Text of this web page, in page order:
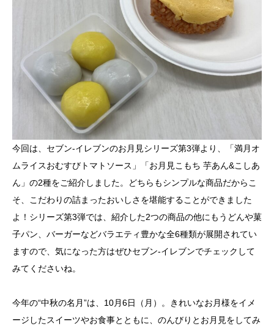
今回は、セブン-イレブンのお月見シリーズ第3弾より、「満月オ
ムライスおむすびトマトソース」「お月見こもち 芋あん&こしあ
ん」の2種をご紹介しました。どちらもシンプルな商品だからこ
そ、こだわりの詰まったおいしさを堪能することができました
よ！シリーズ第3弾では、紹介した2つの商品の他にもうどんや菓
子パン、バーガーなどバラエティ豊かな全6種類が展開されてい
ますので、気になった方はぜひセブン-イレブンでチェックして
みてくださいね。
今年の“中秋の名月”は、10月6日（月）。きれいなお月様をイメ
ージしたスイーツやお食事とともに、のんびりとお月見をしてみ